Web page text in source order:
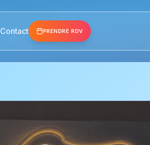
Contact PRENDRE RDV